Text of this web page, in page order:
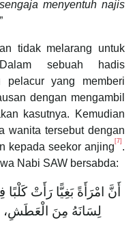
menyentuh najis
”
tidak melarang untuk
sebuah hadis
pelacur yang memberi
dengan mengambil
kasutnya. Kemudian
wanita tersebut dengan
kepada seekor anjing[7] .
Nabi SAW bersabda:
أَنَّ امْرَأَةً بَغِيًّا رَأَتْ
لِسَانَهُ مِنَ الْعَطَشِ،